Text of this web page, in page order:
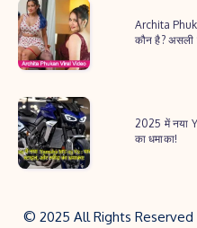
Archita
Phukan
Viral
असम
की
Babydoll
कौन
Archita
कौन है? असली
2025
में
नया
MT-
2025 में नया
का धमाका!
© 2025 All Rights Reserved